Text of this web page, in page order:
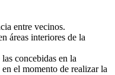
entre vecinos.
áreas interiores de la
concebidas en la
el momento de realizar la